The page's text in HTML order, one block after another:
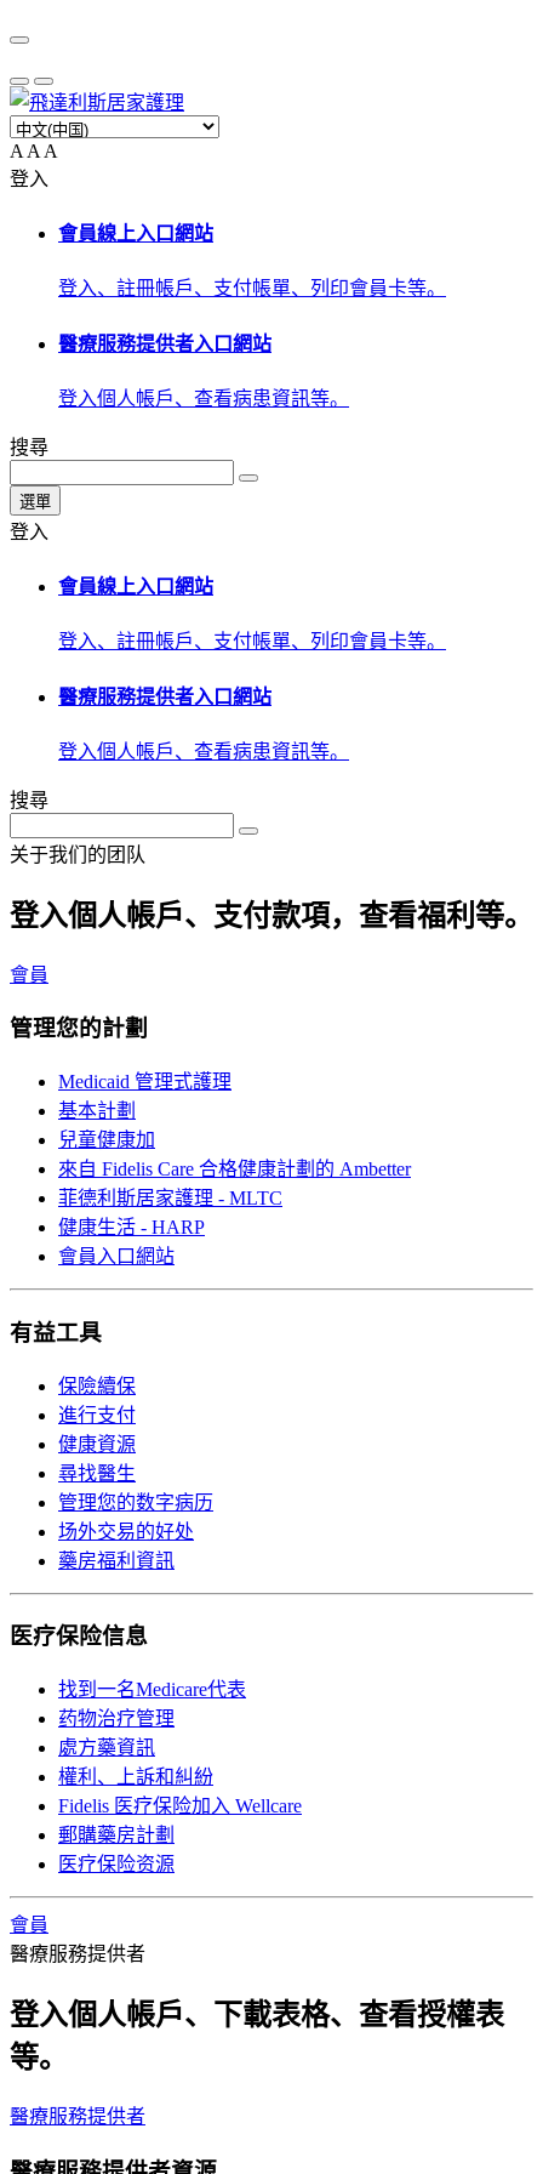
A A A
登入
會員線上入口網站
登入、註冊帳戶、支付帳單、列印會員卡等。
醫療服務提供者入口網站
登入個人帳戶、查看病患資訊等。
搜尋
選單
登入
會員線上入口網站
登入、註冊帳戶、支付帳單、列印會員卡等。
醫療服務提供者入口網站
登入個人帳戶、查看病患資訊等。
搜尋
关于我们的团队
登入個人帳戶、支付款項，查看福利等。
會員
管理您的計劃
Medicaid 管理式護理
基本計劃
兒童健康加
來自 Fidelis Care 合格健康計劃的 Ambetter
菲德利斯居家護理 - MLTC
健康生活 - HARP
會員入口網站
有益工具
保險續保
進行支付
健康資源
尋找醫生
管理您的数字病历
场外交易的好处
藥房福利資訊
医疗保险信息
找到一名Medicare代表
药物治疗管理
處方藥資訊
權利、上訴和糾紛
Fidelis 医疗保险加入 Wellcare
郵購藥房計劃
医疗保险资源
會員
醫療服務提供者
登入個人帳戶、下載表格、查看授權表
等。
醫療服務提供者